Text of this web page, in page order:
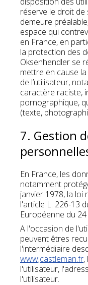
réserve le droit de
demeure
espace qui
en France, en
la protection des
Oksenhendler se
mettre en cause
de l’utilisateur,
caractère raciste,
pornographique,
(texte,
7. Gestion
En France, les
notamment
janvier 1978, la loi
l'article L. 226-13
Européenne du
A l'occasion de
peuvent êtres
l'intermédiaire
www;castleman.fr,
l'utilisateur,
l'utilisateur.